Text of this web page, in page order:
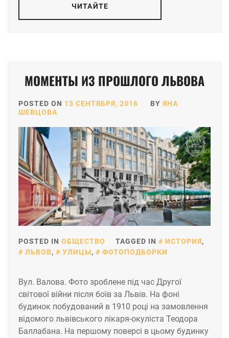
ЧИТАЙТЕ
МОМЕНТЫ ИЗ ПРОШЛОГО ЛЬВОВА
POSTED ON 15 СЕНТЯБРЯ, 2016 BY ЯНА
ШЕВЦОВА
POSTED IN ОБЩЕСТВО TAGGED IN ИСТОРИЯ,
ЛЬВОВ, УЛИЦЫ, ФОТОПОДБОРКИ
Вул. Валова. Фото зроблене під час Другої
світової війни після боїв за Львів. На фоні
будинок побудований в 1910 році на замовлення
відомого львівського лікаря-окуліста Теодора
Баллабана. На першому поверсі в цьому будинку